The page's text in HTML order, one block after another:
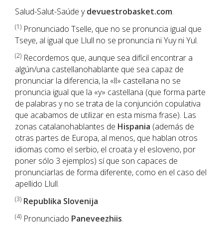
Salud-Salut-Saúde ydevuestrobasket.com.
(1) Pronunciado Tselle, que no se pronuncia igual que
Tseye, al igual que Llull no se pronuncia ni Yuy ni Yul.
(2) Recordemos que, aunque sea difícil encontrar a
algún/una castellanohablante que sea capaz de
pronunciar la diferencia, la «ll» castellana no se
pronuncia igual que la «y» castellana (que forma parte
de palabras y no se trata de la conjunción copulativa
que acabamos de utilizar en esta misma frase). Las
zonas catalanohablantes de Hispania (además de
otras partes de Europa, al menos, que hablan otros
idiomas como el serbio, el croata y el esloveno, por
poner sólo 3 ejemplos) sí que son capaces de
pronunciarlas de forma diferente, como en el caso del
apellido Llull.
(3) Republika Slovenija
(4) Pronunciado Paneveezhiis.